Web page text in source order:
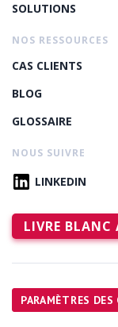
SOLUTIONS
NOS RESSOURCES
CAS CLIENTS
BLOG
GLOSSAIRE
NOUS SUIVRE
LINKEDIN
LIVRE BLANC
PARAMÈTRES DES